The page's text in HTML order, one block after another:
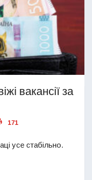
вакансії за
171
усе стабільно.